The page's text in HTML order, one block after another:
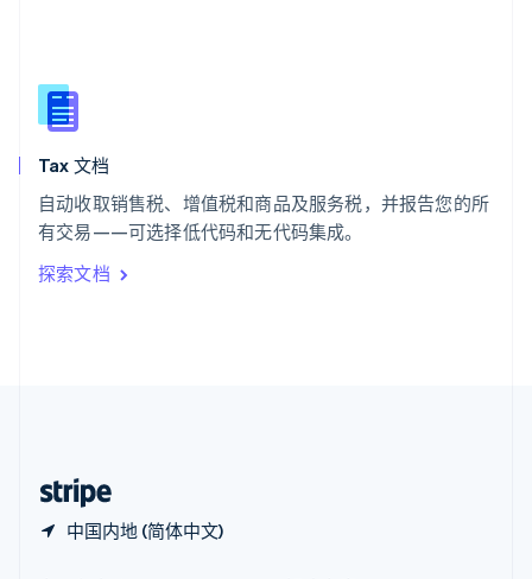
Tax 文档
自动收取销售税、增值税和商品及服务税，并报告您的所
有交易——可选择低代码和无代码集成。
探索文档
中国内地 (简体中文)
English
新西兰
匈牙利
意大利
ItalianoEnglish
印度
English